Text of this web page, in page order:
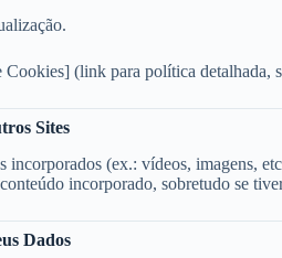
(link para política detalhada,
Sites
(ex.: vídeos, imagens,
incorporado, sobretudo se
Dados